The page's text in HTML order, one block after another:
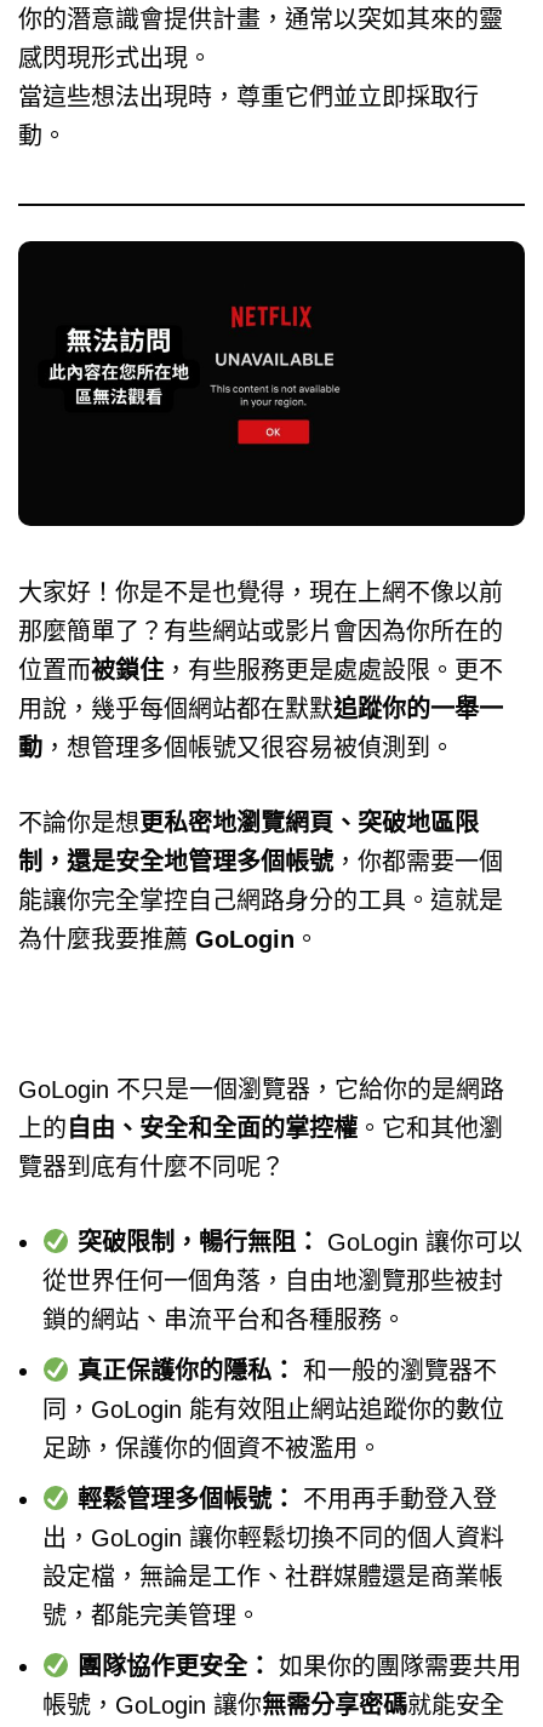
你的潛意識會提供計畫，通常以突如其來的靈
感閃現形式出現。
當這些想法出現時，尊重它們並立即採取行
動。
大家好！你是不是也覺得，現在上網不像以前
那麼簡單了？有些網站或影片會因為你所在的
位置而被鎖住 ，有些服務更是處處設限。更不
用說，幾乎每個網站都在默默追蹤你的一舉一
動 ，想管理多個帳號又很容易被偵測到。
不論你是想更私密地瀏覽網頁、突破地區限
制，還是安全地管理多個帳號，你都需要一個
能讓你完全掌控自己網路身分的工具。這就是
為什麼我要推薦 GoLogin 。
GoLogin 不只是一個瀏覽器，它給你的是網路
上的 自由、安全和全面的掌控權 。它和其他瀏
覽器到底有什麼不同呢？
突破限制，暢行無阻：
GoLogin 讓你可以
從世界任何一個角落，自由地瀏覽那些被封
鎖的網站、串流平台和各種服務。
真正保護你的隱私： 和一般的瀏覽器不
同，GoLogin 能有效阻止網站追蹤你的數位
足跡，保護你的個資不被濫用。
輕鬆管理多個帳號：
不用再手動登入登
出，GoLogin 讓你輕鬆切換不同的個人資料
設定檔，無論是工作、社群媒體還是商業帳
號，都能完美管理。
團隊協作更安全： 如果你的團隊需要共用
帳號，GoLogin 讓你無需分享密碼就能安全